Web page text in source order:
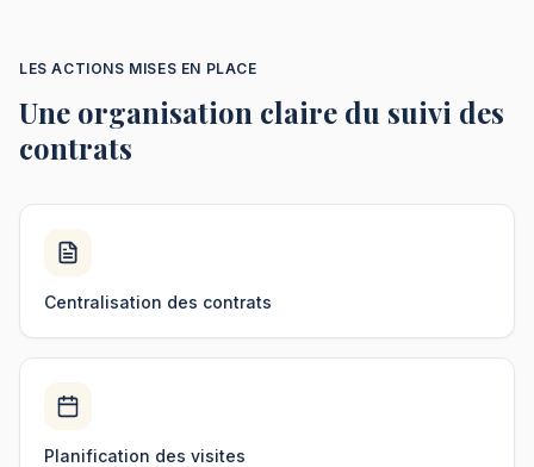
LES ACTIONS MISES EN PLACE
Une organisation claire du suivi des
contrats
Centralisation des contrats
Planification des visites